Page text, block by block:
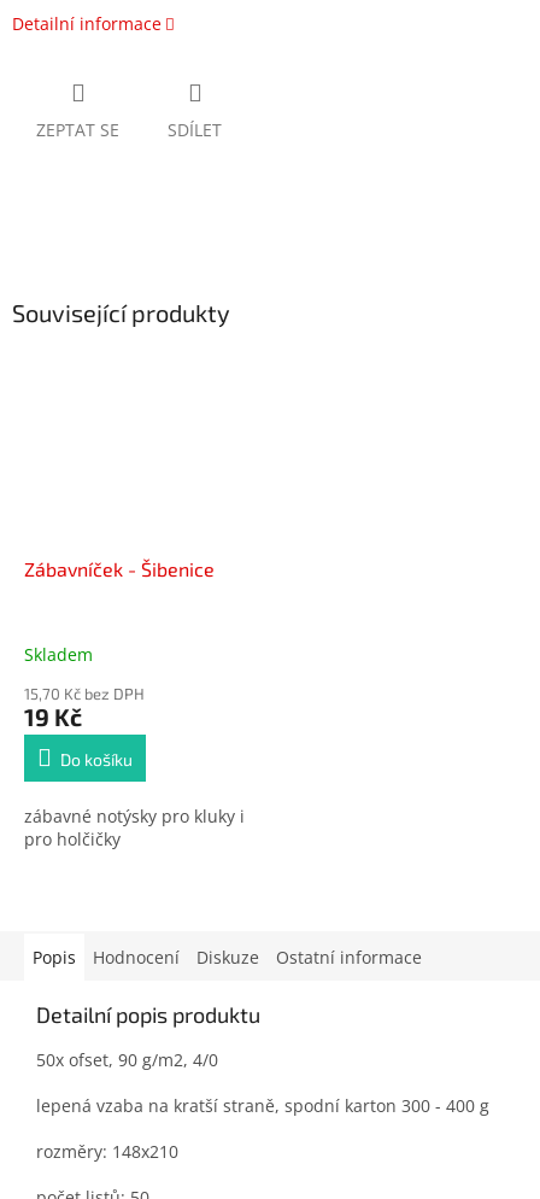
Detailní informace
ZEPTAT SE SDÍLET
Související produkty
Zábavníček - Šibenice
Skladem
15,70 Kč bez DPH
19 Kč
Do košíku
zábavné notýsky pro kluky i
pro holčičky
Popis Hodnocení Diskuze Ostatní informace
Detailní popis produktu
50x ofset, 90 g/m2, 4/0
lepená vzaba na kratší straně, spodní karton 300 - 400 g
rozměry: 148x210